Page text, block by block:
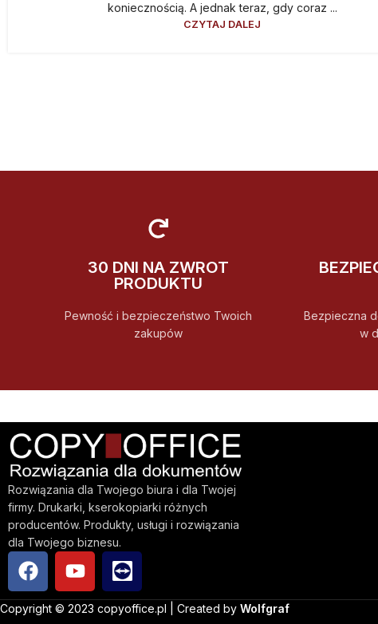
koniecznością. A jednak teraz, gdy coraz ...
CZYTAJ DALEJ
30 DNI NA ZWROT
PRODUKTU
Pewność i bezpieczeństwo Twoich
zakupów
Bezpieczna
w
Rozwiązania dla Twojego biura i dla Twojej
firmy. Drukarki, kserokopiarki różnych
producentów. Produkty, usługi i rozwiązania
dla Twojego biznesu.
Copyright © 2023 copyoffice.pl | Created by Wolfgraf